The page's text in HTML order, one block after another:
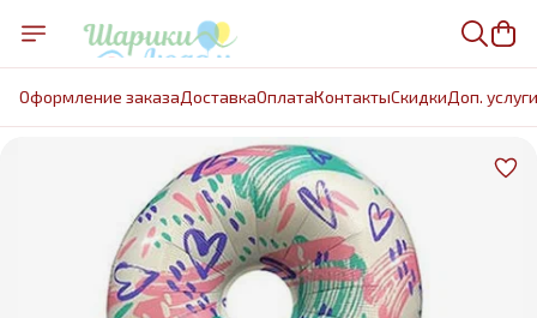
Оформление заказаДоставкаОплатаКонтактыCкидкиДоп. услуги